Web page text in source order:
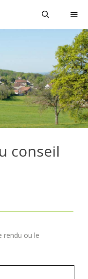
conseil
rendu ou le